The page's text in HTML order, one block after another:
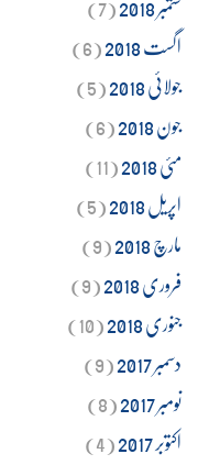
اگست 2018
(6)
جولائی 2018
(5)
جون 2018
(6)
مئی 2018
(11)
اپریل 2018
(5)
مارچ 2018
(9)
فروری 2018
(9)
جنوری 2018
(10)
دسمبر 2017
(9)
نومبر 2017
(8)
اکتوبر 2017
(4)